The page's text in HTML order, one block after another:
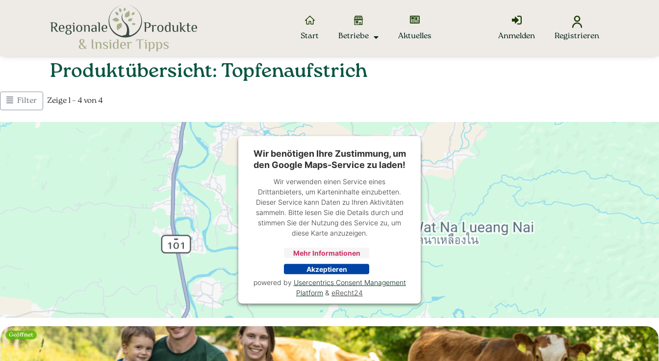
Start Betriebe Aktuelles Anmelden Registrieren
Produktübersicht: Topfenaufstrich
Filter Zeige 1 – 4 von 4
Geöffnet
Wir benötigen Ihre Zustimmung, um
den Google Maps-Service zu laden!
Wir verwenden einen Service eines
Drittanbieters, um Karteninhalte einzubetten.
Dieser Service kann Daten zu Ihren Aktivitäten
sammeln. Bitte lesen Sie die Details durch und
stimmen Sie der Nutzung des Service zu, um
diese Karte anzuzeigen.
Mehr Informationen
Akzeptieren
powered by Usercentrics Consent Management
Platform & eRecht24